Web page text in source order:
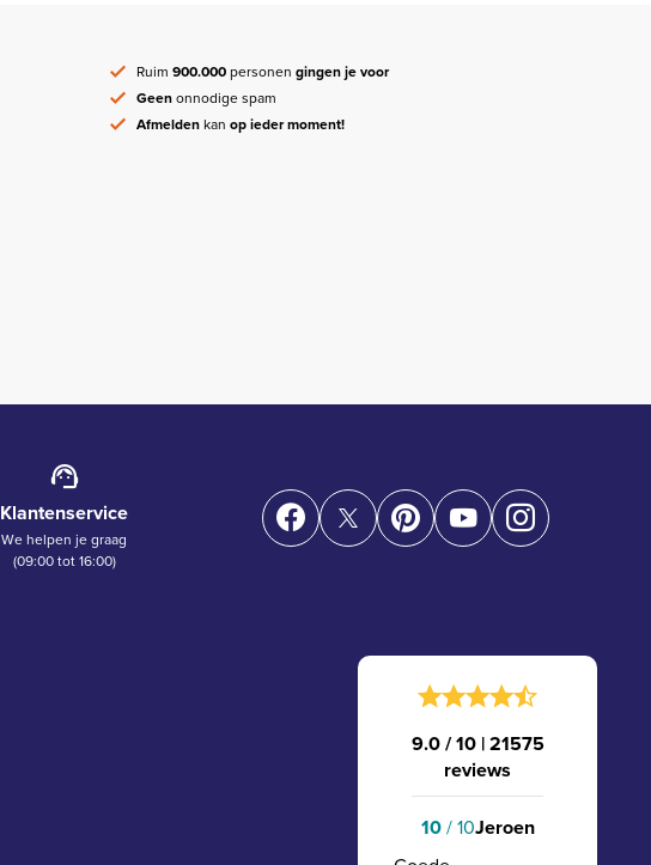
Ruim 900.000personen gingen je voor
Geenonnodige spam
Afmeldenkan op ieder moment!
Klantenservice
We helpen je graag
(09:00 tot 16:00)
9.0 / 10 |21575
reviews
10/ 10Jeroen